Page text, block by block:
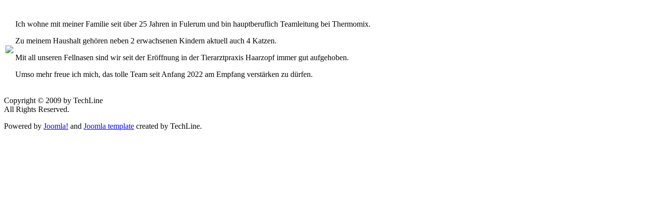
Ich wohne mit meiner Familie seit über 25 Jahren in Fulerum und bin hauptberuflich Teamleitung bei Thermomix.
Zu meinem Haushalt gehören neben 2 erwachsenen Kindern aktuell auch 4 Katzen.
Mit all unseren Fellnasen sind wir seit der Eröffnung in der Tierarztpraxis Haarzopf immer gut aufgehoben.
Umso mehr freue ich mich, das tolle Team seit Anfang 2022 am Empfang verstärken zu dürfen.
Copyright © 2009 by TechLine
All Rights Reserved.
Powered by Joomla! and Joomla template created by TechLine.